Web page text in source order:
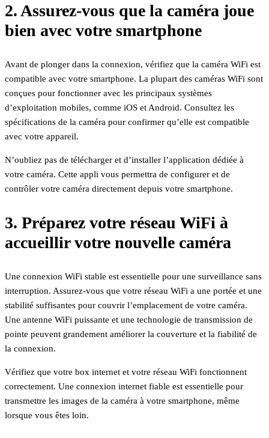
2. Assurez-vous que la caméra joue
bien avec votre smartphone
Avant de plonger dans la connexion, vérifiez que la caméra WiFi est
compatible avec votre smartphone. La plupart des caméras WiFi sont
conçues pour fonctionner avec les principaux systèmes
d’exploitation mobiles, comme iOS et Android. Consultez les
spécifications de la caméra pour confirmer qu’elle est compatible
avec votre appareil.
N’oubliez pas de télécharger et d’installer l’application dédiée à
votre caméra. Cette appli vous permettra de configurer et de
contrôler votre caméra directement depuis votre smartphone.
3. Préparez votre réseau WiFi à
accueillir votre nouvelle caméra
Une connexion WiFi stable est essentielle pour une surveillance sans
interruption. Assurez-vous que votre réseau WiFi a une portée et une
stabilité suffisantes pour couvrir l’emplacement de votre caméra.
Une antenne WiFi puissante et une technologie de transmission de
pointe peuvent grandement améliorer la couverture et la fiabilité de
la connexion.
Vérifiez que votre box internet et votre réseau WiFi fonctionnent
correctement. Une connexion internet fiable est essentielle pour
transmettre les images de la caméra à votre smartphone, même
lorsque vous êtes loin.